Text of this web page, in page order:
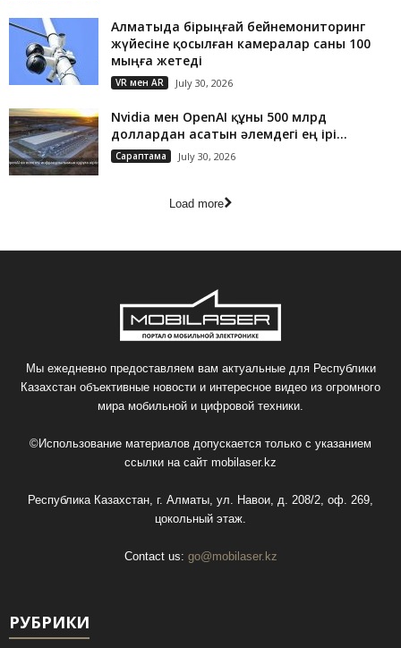
Алматыда бірыңғай бейнемониторинг
жүйесіне қосылған камералар саны 100
мыңға жетеді
VR мен AR July 30, 2026
Nvidia мен OpenAI құны 500 млрд
доллардан асатын әлемдегі ең ірі...
Сараптама July 30, 2026
Load more
Мы ежедневно предоставляем вам актуальные для Республики
Казахстан объективные новости и интересное видео из огромного
мира мобильной и цифровой техники.
©Использование материалов допускается только с указанием
ссылки на сайт mobilaser.kz
Республика Казахстан, г. Алматы, ул. Навои, д. 208/2, оф. 269,
цокольный этаж.
Contact us: go@mobilaser.kz
РУБРИКИ